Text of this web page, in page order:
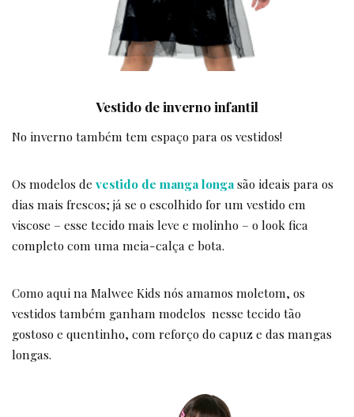
Vestido de inverno infantil
No inverno também tem espaço para os vestidos!
Os modelos de vestido de manga longasão ideais para os
dias mais frescos; já se o escolhido for um vestido em
viscose – esse tecido mais leve e molinho – o look fica
completo com uma meia-calça e bota.
Como aqui na Malwee Kids nós amamos moletom, os
vestidos também ganham modelos nesse tecido tão
gostoso e quentinho, com reforço do capuz e das mangas
longas.